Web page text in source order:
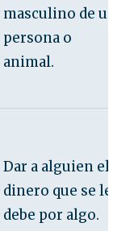
masculino de una
persona o
animal.
Dar a alguien el
dinero que se le
debe por algo.